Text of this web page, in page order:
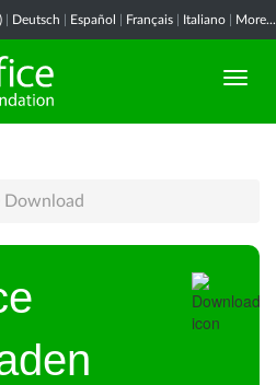
Deutsch Español Français Italiano More...
Download